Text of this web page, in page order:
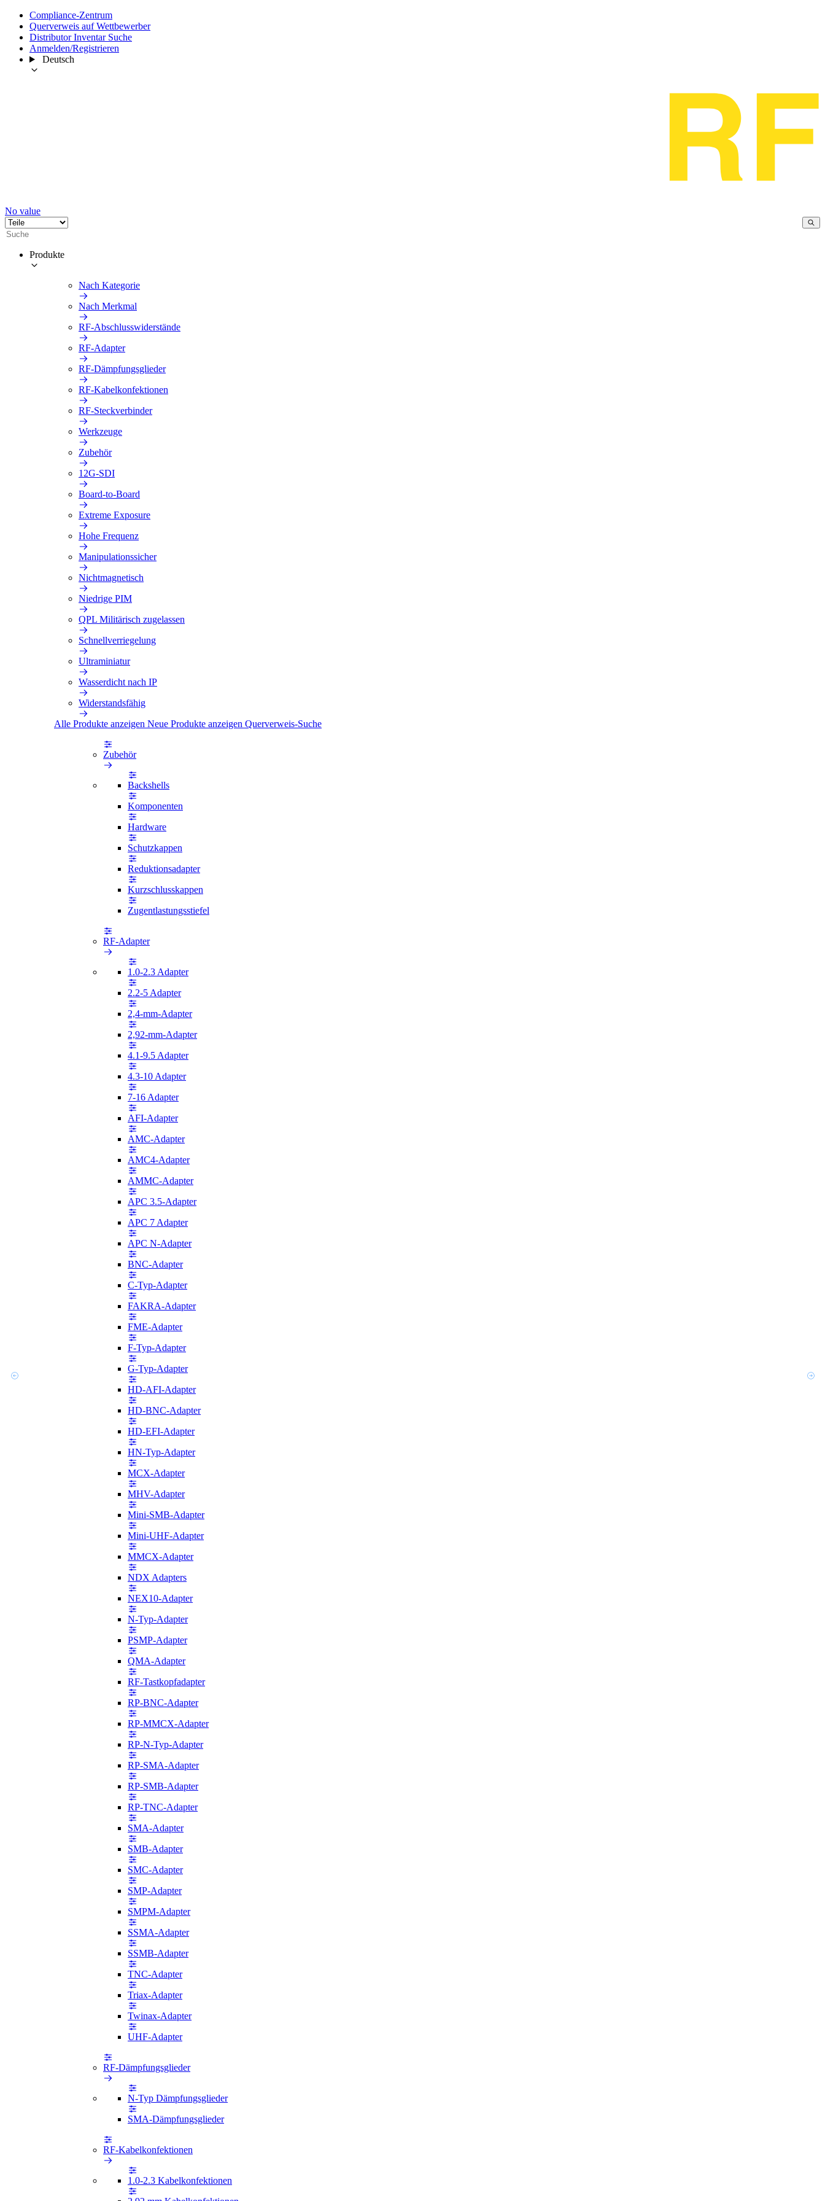
Compliance-Zentrum
Querverweis auf Wettbewerber
Distributor Inventar Suche
Anmelden/Registrieren
Deutsch
No value
Produkte
Nach Kategorie
Nach Merkmal
RF-Abschlusswiderstände
RF-Adapter
RF-Dämpfungsglieder
RF-Kabelkonfektionen
RF-Steckverbinder
Werkzeuge
Zubehör
12G-SDI
Board-to-Board
Extreme Exposure
Hohe Frequenz
Manipulationssicher
Nichtmagnetisch
Niedrige PIM
QPL Militärisch zugelassen
Schnellverriegelung
Ultraminiatur
Wasserdicht nach IP
Widerstandsfähig
Alle Produkte anzeigen Neue Produkte anzeigen Querverweis-Suche
Zubehör
Backshells
Komponenten
Hardware
Schutzkappen
Reduktionsadapter
Kurzschlusskappen
Zugentlastungsstiefel
RF-Adapter
1.0-2.3 Adapter
2.2-5 Adapter
2,4-mm-Adapter
2,92-mm-Adapter
4.1-9.5 Adapter
4.3-10 Adapter
7-16 Adapter
AFI-Adapter
AMC-Adapter
AMC4-Adapter
AMMC-Adapter
APC 3.5-Adapter
APC 7 Adapter
APC N-Adapter
BNC-Adapter
C-Typ-Adapter
FAKRA-Adapter
FME-Adapter
F-Typ-Adapter
G-Typ-Adapter
HD-AFI-Adapter
HD-BNC-Adapter
HD-EFI-Adapter
HN-Typ-Adapter
MCX-Adapter
MHV-Adapter
Mini-SMB-Adapter
Mini-UHF-Adapter
MMCX-Adapter
NDX Adapters
NEX10-Adapter
N-Typ-Adapter
PSMP-Adapter
QMA-Adapter
RF-Tastkopfadapter
RP-BNC-Adapter
RP-MMCX-Adapter
RP-N-Typ-Adapter
RP-SMA-Adapter
RP-SMB-Adapter
RP-TNC-Adapter
SMA-Adapter
SMB-Adapter
SMC-Adapter
SMP-Adapter
SMPM-Adapter
SSMA-Adapter
SSMB-Adapter
TNC-Adapter
Triax-Adapter
Twinax-Adapter
UHF-Adapter
RF-Dämpfungsglieder
N-Typ Dämpfungsglieder
SMA-Dämpfungsglieder
RF-Kabelkonfektionen
1.0-2.3 Kabelkonfektionen